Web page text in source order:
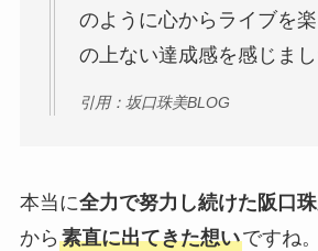
のように心からライブを
の上ない達成感を感じま
引用：坂口珠美BLOG
本当に全力で努力し続けた阪口
から 素直に出てきた想いですね。